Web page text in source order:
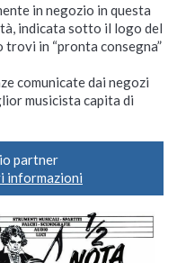
in negozio in questa
indicata sotto il logo del
in “pronta consegna”
comunicate dai negozi
musicista capita di
partner
informazioni